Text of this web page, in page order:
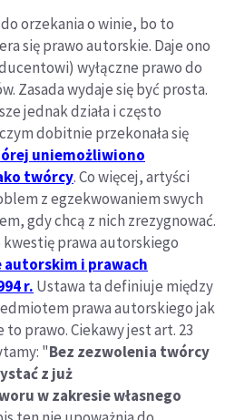
orzekania o winie, bo to
się prawo autorskie. Daje ono
wyłączne prawo do
Zasada wydaje się być prosta.
jednak działa i często
dobitnie przekonała się
uniemożliwiono
twórcy. Co więcej, artyści
z egzekwowaniem swych
gdy chcą z nich zrezygnować.
prawa autorskiego
autorskim i prawach
r. Ustawa ta definiuje między
prawa autorskiego jak
prawo. Ciekawy jest art. 23
"Bez zezwolenia twórcy
z już
w zakresie własnego